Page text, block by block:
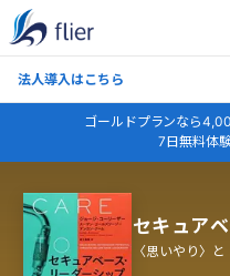
法人導入はこちら
ゴールドプランなら
7日無料体
セキュア
〈思いやり〉